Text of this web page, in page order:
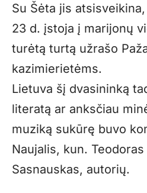
Su Šėta jis
23 d. įstoja į marijonų
turėtą turtą užrašo
kazimierietėms.
Lietuva šį dvasininką
literatą ar anksčiau
muziką sukūrę buvo
Naujalis, kun.
Sasnauskas, autorių.